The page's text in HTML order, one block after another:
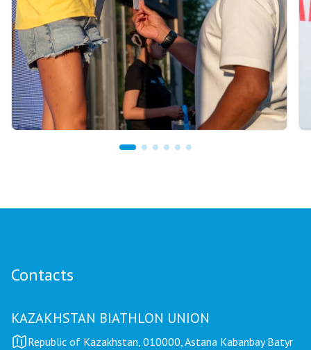
Contacts
KAZAKHSTAN BIATHLON UNION
Republic of Kazakhstan, 010000, Astana Kabanbay Batyr